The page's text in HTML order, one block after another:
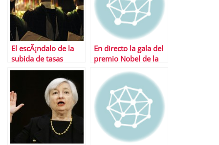
El escÃ¡ndalo de la
subida de tasas
universitarias
En directo la gala del
premio Nobel de la